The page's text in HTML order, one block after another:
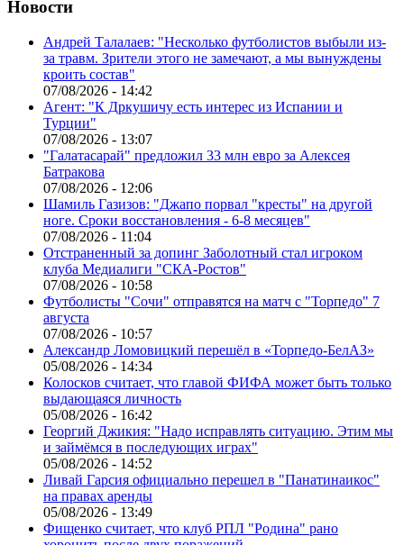
Новости
Андрей Талалаев: "Несколько футболистов выбыли из-
за травм. Зрители этого не замечают, а мы вынуждены
кроить состав"
07/08/2026 - 14:42
Агент: "К Дркушичу есть интерес из Испании и
Турции"
07/08/2026 - 13:07
"Галатасарай" предложил 33 млн евро за Алексея
Батракова
07/08/2026 - 12:06
Шамиль Газизов: "Джапо порвал "кресты" на другой
ноге. Сроки восстановления - 6-8 месяцев"
07/08/2026 - 11:04
Отстраненный за допинг Заболотный стал игроком
клуба Медиалиги "СКА-Ростов"
07/08/2026 - 10:58
Футболисты "Сочи" отправятся на матч с "Торпедо" 7
августа
07/08/2026 - 10:57
Александр Ломовицкий перешёл в «Торпедо-БелАЗ»
05/08/2026 - 14:34
Колосков считает, что главой ФИФА может быть только
выдающаяся личность
05/08/2026 - 16:42
Георгий Джикия: "Надо исправлять ситуацию. Этим мы
и займёмся в последующих играх"
05/08/2026 - 14:52
Ливай Гарсия официально перешел в "Панатинаикос"
на правах аренды
05/08/2026 - 13:49
Фищенко считает, что клуб РПЛ "Родина" рано